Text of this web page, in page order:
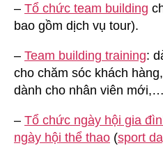
– Tổ chức team building
bao gồm dịch vụ tour).
– Team building training:
cho chăm sóc khách
dành cho nhân viên mới,…
– Tổ chức ngày hội gia
ngày hội thể thao (sport